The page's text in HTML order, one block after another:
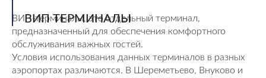
ВИП ТЕРМИНАЛЫ
ВИП-терминалы, это отдельный терминал,
предназначенный для обеспечения комфортного
обслуживания важных гостей.
Условия использования данных терминалов в разных
аэропортах различаются. В Шереметьево, Внуково и